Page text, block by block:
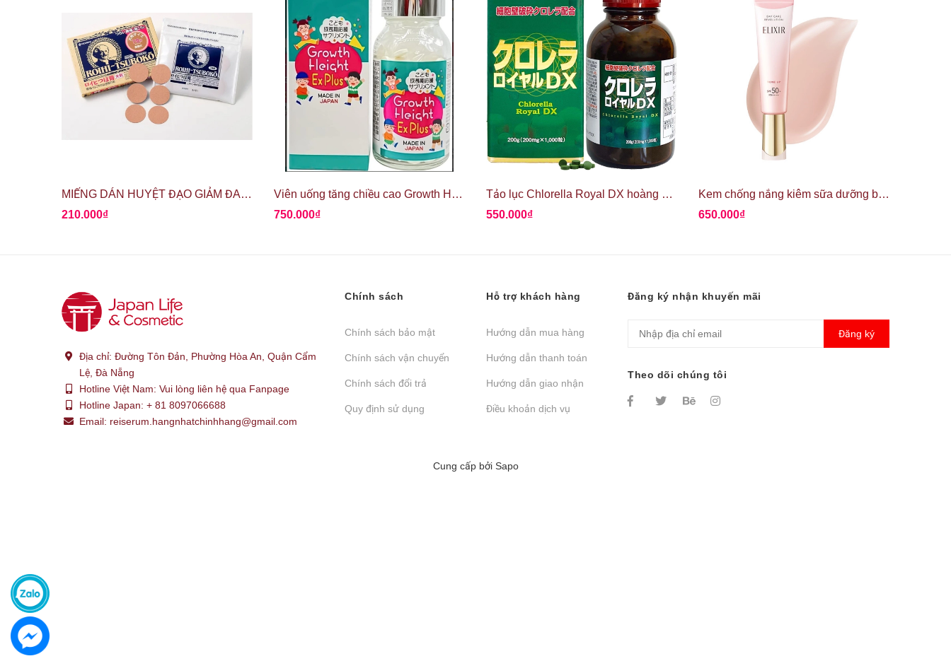
MIẾNG DÁN HUYỆT ĐẠO GIẢM ĐAU ROIHI TSUBOKO
210.000₫
Viên uống tăng chiều cao Growth Height Ex Plus
750.000₫
Tảo lục Chlorella Royal DX hoàng gia Nhật Bản
550.000₫
Kem chống nắng kiêm sữa dưỡng ban ngày Elixir Day Care Revolution Tone Up SPF50+
650.000₫
Địa chỉ: Đường Tôn Đản, Phường Hòa An, Quận Cẩm
Lệ, Đà Nẵng
Hotline Việt Nam: Vui lòng liên hệ qua Fanpage
Hotline Japan: + 81 8097066688
Email: reiserum.hangnhatchinhhang@gmail.com
Chính sách
Chính sách bảo mật
Chính sách vận chuyển
Chính sách đổi trả
Quy định sử dụng
Hỗ trợ khách hàng
Hướng dẫn mua hàng
Hướng dẫn thanh toán
Hướng dẫn giao nhận
Điều khoản dịch vụ
Đăng ký nhận khuyến mãi
Đăng ký
Theo dõi chúng tôi
Cung cấp bởi Sapo